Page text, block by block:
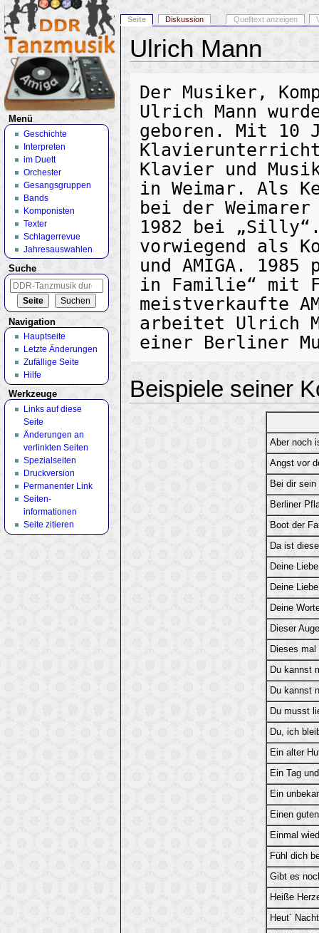
Ulrich Mann
Der Musiker,
Ulrich Mann
geboren. Mit 10
Klavier und
in Weimar. Als
bei der
1982 bei
vorwiegend als
und AMIGA.
in Familie“ mit
meistverkaufte
arbeitet Ulrich
Beispiele seiner
Aber noch
Angst vor
Bei dir sein
Berliner
Boot der
Da ist
Deine Liebe
Deine Liebe
Deine
Dieser
Dieses mal
Du kannst
Du kannst
Du musst
Du, ich
Ein alter
Ein Tag
Ein
Einen
Einmal
Fühl dich
Gibt es
Heiße
Heut´ Nacht
Seite Diskussion Quelltext anzeigen
Menü
Geschichte
Interpreten
im Duett
Orchester
Gesangsgruppen
Bands
Komponisten
Texter
Schlagerrevue
Jahresauswahlen
Suche
Navigation
Hauptseite
Letzte Änderungen
Zufällige Seite
Hilfe
Werkzeuge
Links auf diese
Seite
Änderungen an
verlinkten Seiten
Spezialseiten
Druckversion
Permanenter Link
Seiten­
informationen
Seite zitieren